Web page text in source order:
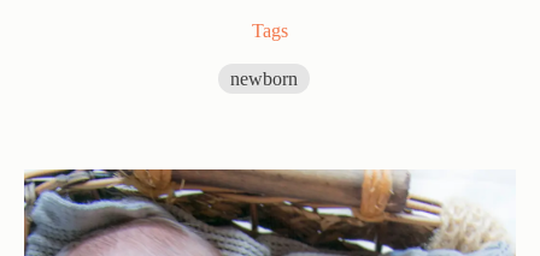
Tags
newborn